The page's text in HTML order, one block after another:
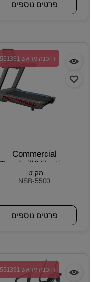
פרטים נוספים
הזמנה מראש 08-8551391
Commercial
Treadmill(Vibration
Absorbing System)
מק"ט:
NSB-5500
פרטים נוספים
הזמנה מראש 08-8551391